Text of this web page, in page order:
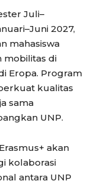
Juli–
2027,
mahasiswa
di
Eropa. Program
kualitas
sama
UNP.
akan
kolaborasi
antara UNP